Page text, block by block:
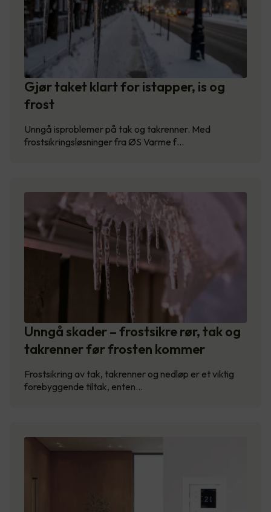
Gjør taket klart for istapper, is og
frost
Unngå isproblemer på tak og takrenner. Med
frostsikringsløsninger fra ØS Varme f…
Unngå skader – frostsikre rør, tak og
takrenner før frosten kommer
Frostsikring av tak, takrenner og nedløp er et viktig
forebyggende tiltak, enten…